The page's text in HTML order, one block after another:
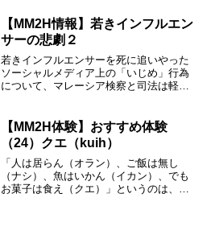
文化ですが、慣れて来ると、なるほどエ
コノミーな定食でした。
【MM2H情報】若きインフルエン
サーの悲劇２
若きインフルエンサーを死に追いやった
ソーシャルメディア上の「いじめ」行為
について、マレーシア検察と司法は軽犯
には、刑法（Penal Code）の追加が急が
れます。亡くなった被害者のご冥福をお
祈りしております。
【MM2H体験】おすすめ体験
（24）クエ（kuih）
「人は居らん（オラン）、ご飯は無し
（ナシ）、魚はいかん（イカン）、でも
お菓子は食え（クエ）」というのは、日